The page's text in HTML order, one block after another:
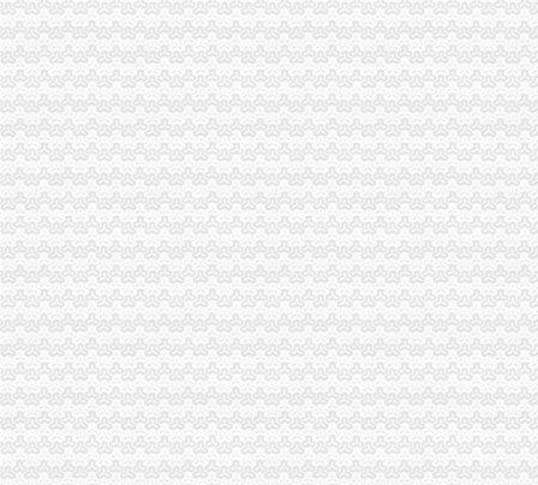
人民法院公告_搜狐其它_搜狐网
重庆百货（）_公司公告_重庆百货大楼股份有限公司关于预计
杜邦制冷_德国谷轮_德国比泽尔-重庆市渝中区长江制冷设备经营部-
网上签订合同,被骗预付款我公司在2016年04月和一个代理公司签订
重庆环保产品标志认证|重庆有机认证|重庆普道企业管理咨询有限公司
【渝中机用锯条价格】渝中机用锯条报价/渝中机用锯条哪里买/哪里卖
重庆百货（）_公司公告_重庆百货大楼股份有限公司2013年度
重庆蓝鼎影视媒有限公司,主营：影视制作的策划；承办经批准的文
【重庆代理记账|重庆代理记账公司】-重庆58分类网
山东莱德管阀有限公司（重庆代理）-商铺
重庆旅游新报社有限公司
重庆渝中区泰国乳胶枕头教大家如何买到正宗的泰国乳胶枕头_第1页_
渝中区铝管的价格_铝信